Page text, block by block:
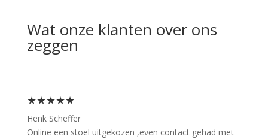
Wat onze klanten over ons
zeggen
★★★★★
Henk Scheffer
Online een stoel uitgekozen ,even contact gehad met